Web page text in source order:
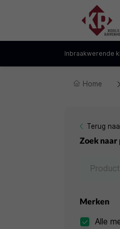
Inbraakwerende
Kluiskast
Datakluis
Home
Terug
Zoek naar
Merken
Alle